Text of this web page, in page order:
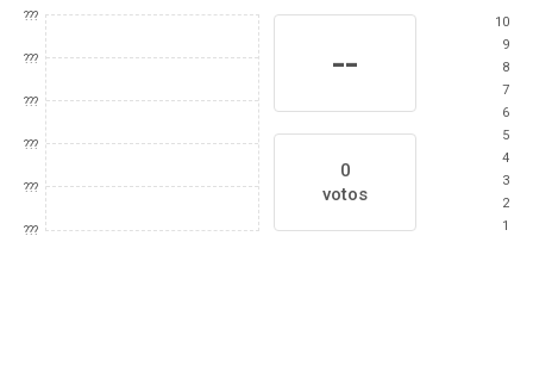
???
???
???
???
???
???
--
0
votos
10
9
8
7
6
5
4
3
2
1